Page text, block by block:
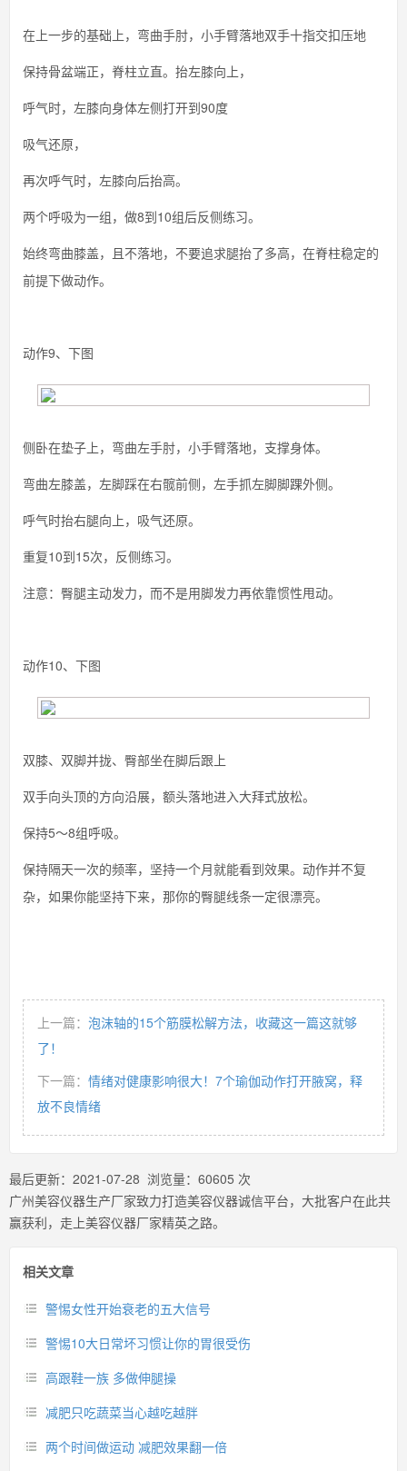
在上一步的基础上，弯曲手肘，小手臂落地双手十指交扣压地
保持骨盆端正，脊柱立直。抬左膝向上，
呼气时，左膝向身体左侧打开到90度
吸气还原，
再次呼气时，左膝向后抬高。
两个呼吸为一组，做8到10组后反侧练习。
始终弯曲膝盖，且不落地，不要追求腿抬了多高，在脊柱稳定的
前提下做动作。
动作9、下图
侧卧在垫子上，弯曲左手肘，小手臂落地，支撑身体。
弯曲左膝盖，左脚踩在右髋前侧，左手抓左脚脚踝外侧。
呼气时抬右腿向上，吸气还原。
重复10到15次，反侧练习。
注意：臀腿主动发力，而不是用脚发力再依靠惯性甩动。
动作10、下图
双膝、双脚并拢、臀部坐在脚后跟上
双手向头顶的方向沿展，额头落地进入大拜式放松。
保持5～8组呼吸。
保持隔天一次的频率，坚持一个月就能看到效果。动作并不复
杂，如果你能坚持下来，那你的臀腿线条一定很漂亮。
上一篇： 泡沫轴的15个筋膜松解方法，收藏这一篇这就够
了！
下一篇： 情绪对健康影响很大！7个瑜伽动作打开腋窝，释
放不良情绪
最后更新： 2021-07-28 浏览量： 60605 次
广州美容仪器生产厂家致力打造美容仪器诚信平台，大批客户在此共
赢获利，走上美容仪器厂家精英之路。
相关文章
警惕女性开始衰老的五大信号
警惕10大日常坏习惯让你的胃很受伤
高跟鞋一族 多做伸腿操
减肥只吃蔬菜当心越吃越胖
两个时间做运动 减肥效果翻一倍